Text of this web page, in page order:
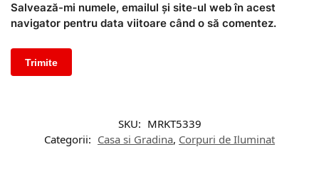
Salvează-mi numele, emailul și site-ul web în acest
navigator pentru data viitoare când o să comentez.
SKU: MRKT5339
Categorii: Casa si Gradina, Corpuri de Iluminat